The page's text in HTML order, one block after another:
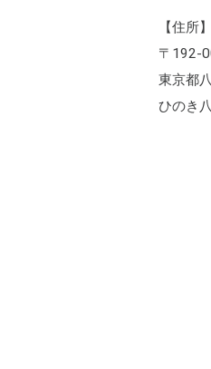
【住所】
〒192-
東京都
ひのき